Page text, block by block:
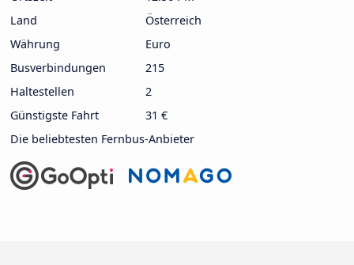
Land
Österreich
Währung
Euro
Busverbindungen
215
Haltestellen
2
Günstigste Fahrt
31 €
Die beliebtesten Fernbus-Anbieter